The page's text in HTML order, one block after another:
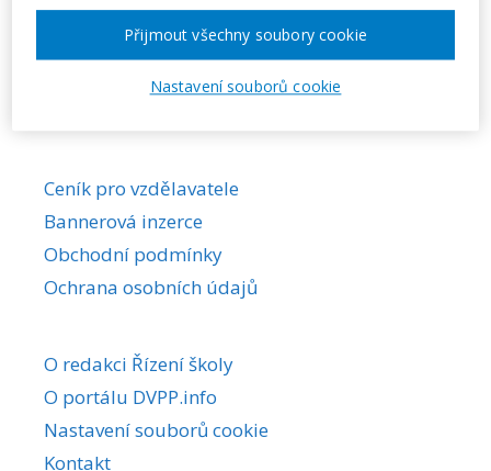
Požadovaná akce nebyla nalezena.
Ceník pro vzdělavatele
Bannerová inzerce
Obchodní podmínky
Ochrana osobních údajů
O redakci Řízení školy
O portálu DVPP.info
Nastavení souborů cookie
Kontakt
Nastavení souborů cookie
Přijmout všechny soubory cookie